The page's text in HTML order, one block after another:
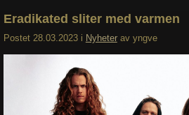
Eradikated sliter med varmen
Postet 28.03.2023 i Nyheter av yngve